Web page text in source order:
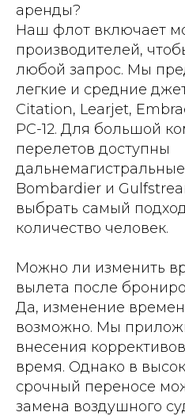
аренды?
Наш флот включает
производителей,
любой запрос. Мы
легкие и средние
Citation, Learjet,
PC-12. Для большой
перелетов доступны
Bombardier и
выбрать самый
количество человек.
Можно ли изменить
вылета после
Да, изменение
возможно. Мы
внесения
время. Однако в
срочный переносе
замена воздушного